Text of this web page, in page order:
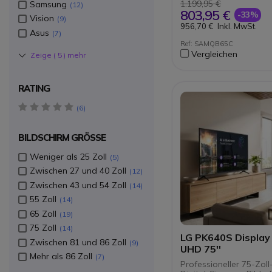
Gleichmäßige
Wiedergabe im
Querformat
Verwaltung von
Geräten über
CMS
1.199,95 €
803,95 € -33%
956,70 € Inkl. MwSt.
Ref: SAMQB65C
Vergleichen
LG PK640S
UHD 75''
Professioneller 75-
Samsung 12
Vision 9
Asus 7
Zeige ( 5 ) mehr
RATING
5 star(s)
6
BILDSCHIRM GRÖSSE
Weniger als 25 Zoll 5
Zwischen 27 und 40 Zoll 12
Zwischen 43 und 54 Zoll 14
55 Zoll 14
65 Zoll 19
75 Zoll 14
Zwischen 81 und 86 Zoll 9
Mehr als 86 Zoll 7